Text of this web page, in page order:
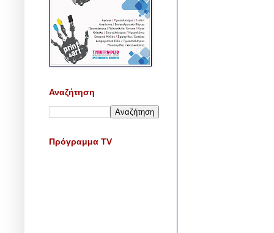
Αναζήτηση
Πρόγραμμα TV